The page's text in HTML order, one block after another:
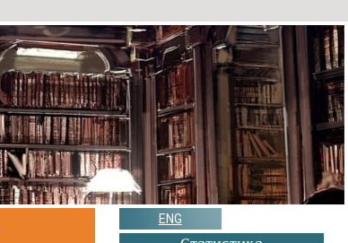
ENG